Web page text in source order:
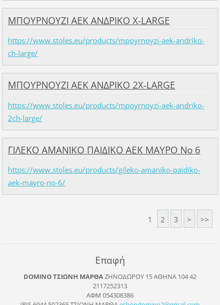
ΜΠΟΥΡΝΟΥΖΙ ΑΕΚ ΑΝΔΡΙΚΟ Χ-LARGE
https://www.stoles.eu/products/mpoyrnoyzi-aek-andriko-
ch-large/
ΜΠΟΥΡΝΟΥΖΙ ΑΕΚ ΑΝΔΡΙΚΟ 2Χ-LARGE
https://www.stoles.eu/products/mpoyrnoyzi-aek-andriko-
2ch-large/
ΓΙΛΕΚΟ ΑΜΑΝΙΚΟ ΠΑΙΔΙΚΟ ΑΕΚ ΜΑΥΡΟ Νο 6
https://www.stoles.eu/products/gileko-amaniko-paidiko-
aek-mayro-no-6/
1 2 3 > >>
Επαφή
DOMINO ΤΣΙΩΝΗ ΜΑΡΘΑΖΗΝΟΔΩΡΟΥ 15 ΑΘΗΝΑ 104 42
2117252313
ΑΦΜ 054308386